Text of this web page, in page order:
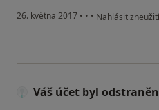
26. května 2017 • • • podle názoru
Nahlásit zneužití
Váš účet byl odstraněn